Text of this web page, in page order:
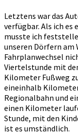
Letztens war das
verfügbar. Als ich
musste ich
unseren Dörfern am
Fahrplanwechsel
Viertelstunde mit
Kilometer Fußweg
eineinhalb
Regionalbahn und
einen Kilometer
Stunde, mit den
ist es umständlich.